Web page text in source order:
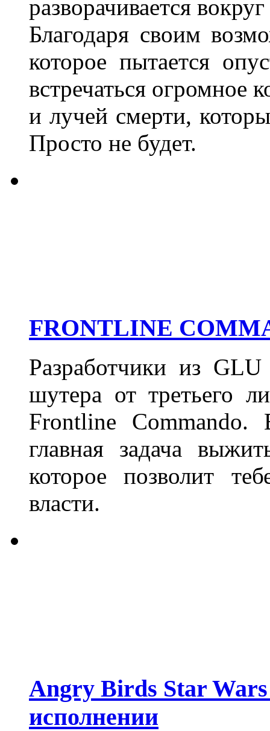
разворачивается
Благодаря своим
которое пытается
встречаться огромное
и лучей смерти,
Просто не будет.
FRONTLINE
Разработчики из
шутера от третьего
Frontline
главная задача
которое позволит
власти.
Angry Birds Star
исполнении